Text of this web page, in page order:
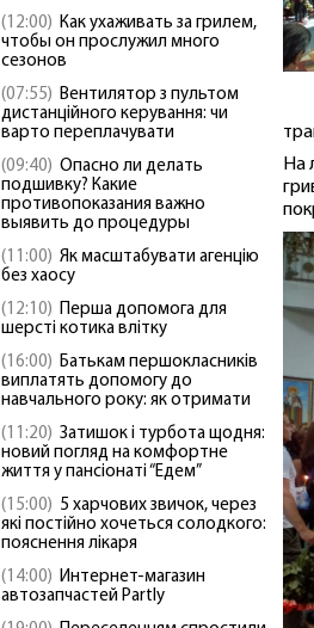
(12:00) Как ухаживать за грилем,
чтобы он прослужил много
сезонов
(07:55) Вентилятор з пультом
дистанційного керування: чи
варто переплачувати
(09:40) Опасно ли делать
подшивку? Какие
противопоказания важно
выявить до процедуры
(11:00) Як масштабувати агенцію
без хаосу
(12:10) Перша допомога для
шерсті котика влітку
(16:00) Батькам першокласників
виплатять допомогу до
навчального року: як отримати
(11:20) Затишок і турбота щодня:
новий погляд на комфортне
життя у пансіонаті “Едем”
(15:00) 5 харчових звичок, через
які постійно хочеться солодкого:
пояснення лікаря
(14:00) Интернет-магазин
автозапчастей Partly
На